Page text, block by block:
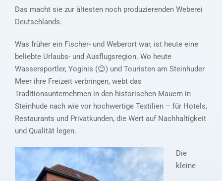
Das macht sie zur ältesten noch produzierenden Weberei
Deutschlands.
Was früher ein Fischer- und Weberort war, ist heute eine
beliebte Urlaubs- und Ausflugsregion. Wo heute
Wassersportler, Yoginis (😊) und Touristen am Steinhuder
Meer ihre Freizeit verbringen, webt das
Traditionsunternehmen in den historischen Mauern in
Steinhude nach wie vor hochwertige Textilien – für Hotels,
Restaurants und Privatkunden, die Wert auf Nachhaltigkeit
und Qualität legen.
Die
kleine